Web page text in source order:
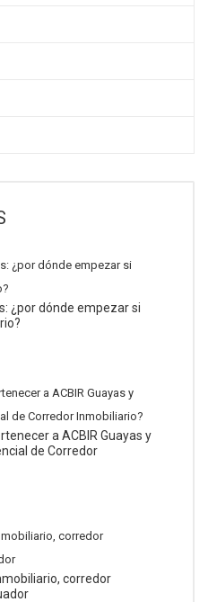
¿por dónde empezar si
a ACBIR Guayas y
de Corredor
corredor